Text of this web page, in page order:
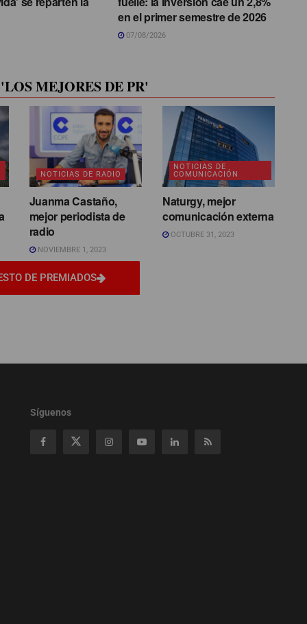
en el primer semestre de 2026
07/08/2026
MEJORES DE PR'
NOTICIAS DE RADIO
Juanma Castaño,
mejor periodista de
radio
NOVIEMBRE 1, 2023
NOTICIAS DE
COMUNICACIÓN
Naturgy, mejor
comunicación externa
OCTUBRE 31, 2023
DE PREMIADOS
Síguenos